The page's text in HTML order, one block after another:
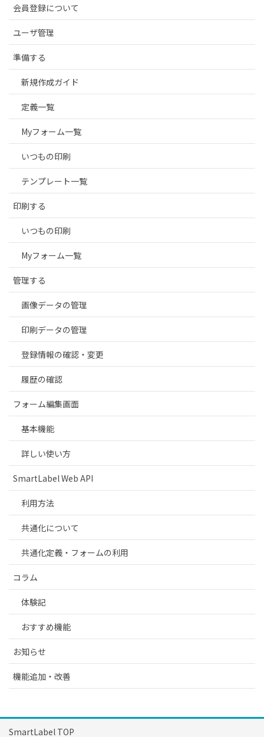
会員登録について
ユーザ管理
準備する
新規作成ガイド
定義一覧
Myフォーム一覧
いつもの印刷
テンプレート一覧
印刷する
いつもの印刷
Myフォーム一覧
管理する
画像データの管理
印刷データの管理
登録情報の確認・変更
履歴の確認
フォーム編集画面
基本機能
詳しい使い方
SmartLabel Web API
利用方法
共通化について
共通化定義・フォームの利用
コラム
体験記
おすすめ機能
お知らせ
機能追加・改善
SmartLabel TOP